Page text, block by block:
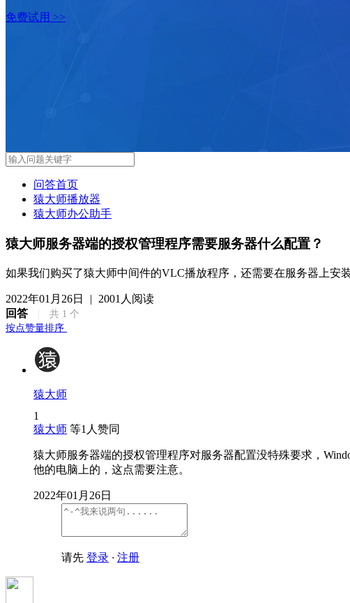
免费试用 >>
问答首页
猿大师播放器
猿大师办公助手
猿大师服务器端的授权管理程序需要服务器什么配置？
如果我们购买了猿大师中间件的VLC播放程序，还需要在服务器上安
2022年01月26日 |
2001人阅读
回答
共 1 个
按点赞量排序
猿大师
1
猿大师 等1 人赞同
猿大师服务器端的授权管理程序对服务器配置没特殊要求，
他的电脑上的，这点需要注意。
2022年01月26日
请先 登录 · 注册